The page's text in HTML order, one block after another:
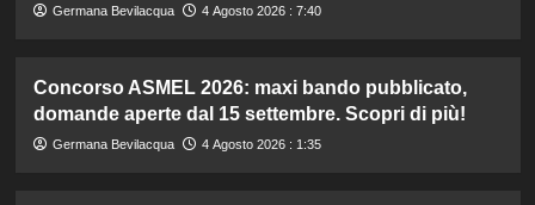
Germana Bevilacqua 4 Agosto 2026 : 7:40
Concorso ASMEL 2026: maxi bando pubblicato,
domande aperte dal 15 settembre. Scopri di più!
Germana Bevilacqua 4 Agosto 2026 : 1:35